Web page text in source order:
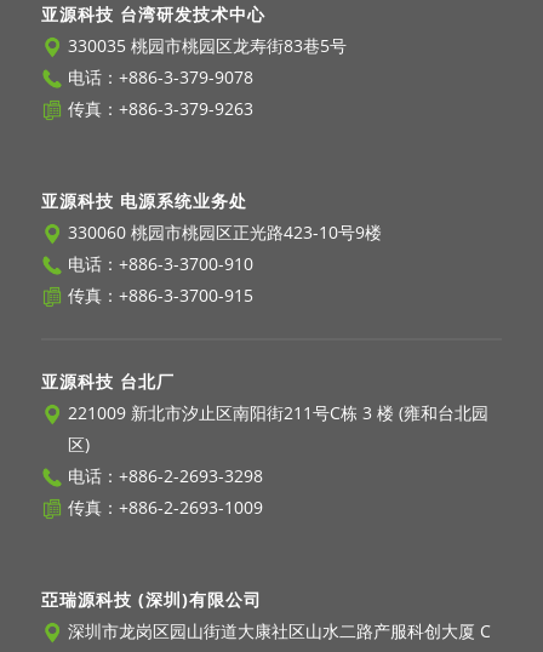
亚源科技 台湾研发技术中心
330035 桃园市桃园区龙寿街83巷5号
电话： +886-3-379-9078
传真：+886-3-379-9263
亚源科技 电源系统业务处
330060 桃园市桃园区正光路423-10号9楼
电话： +886-3-3700-910
传真：+886-3-3700-915
亚源科技 台北厂
221009 新北市汐止区南阳街211号C栋 3 楼 (雍和台北园
区)
电话： +886-2-2693-3298
传真：+886-2-2693-1009
亞瑞源科技 (深圳)有限公司
深圳市龙岗区园山街道大康社区山水二路产服科创大厦 C